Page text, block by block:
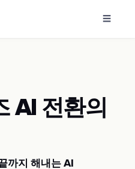
☰
AI 전환의
까지 해내는 AI